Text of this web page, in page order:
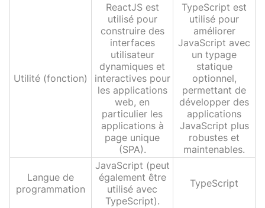
Utilité (fonction)
ReactJS est
utilisé pour
construire des
interfaces
utilisateur
dynamiques et
interactives pour
les applications
web, en
particulier les
applications à
page unique
(SPA).
TypeScript est
utilisé pour
améliorer
JavaScript avec
un typage
statique
optionnel,
permettant de
développer des
applications
JavaScript plus
robustes et
maintenables.
Langue de
programmation
JavaScript (peut
également être
utilisé avec
TypeScript).
TypeScript